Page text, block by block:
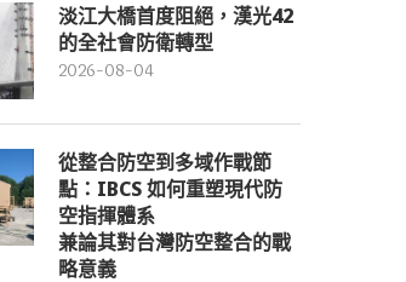
淡江大橋首度阻絕，漢光42
的全社會防衛轉型
2026-08-04
從整合防空到多域作戰節
點：IBCS 如何重塑現代防
空指揮體系
兼論其對台灣防空整合的戰
略意義